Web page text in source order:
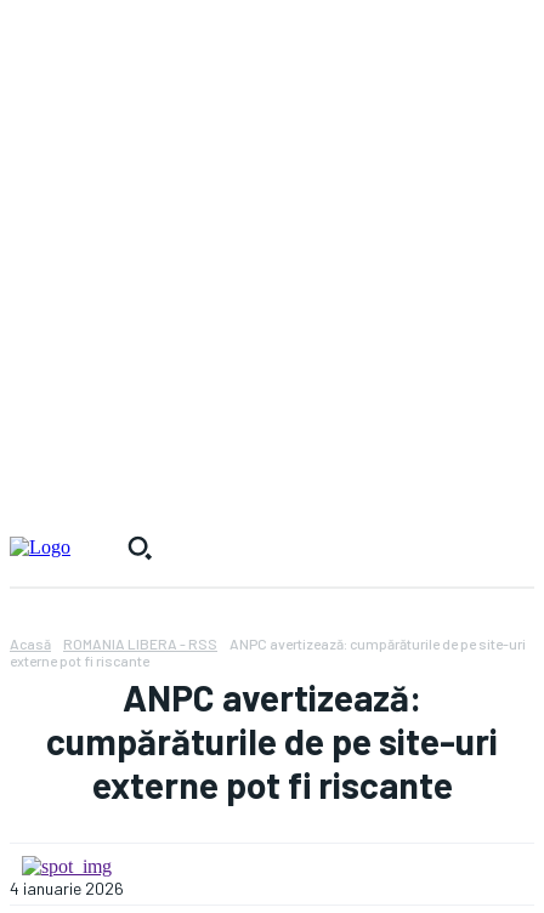
Acasă ROMANIA LIBERA - RSS
ANPC avertizează: cumpărăturile de pe site-uri
externe pot fi riscante
ANPC avertizează:
cumpărăturile de pe site-uri
externe pot fi riscante
4 ianuarie 2026